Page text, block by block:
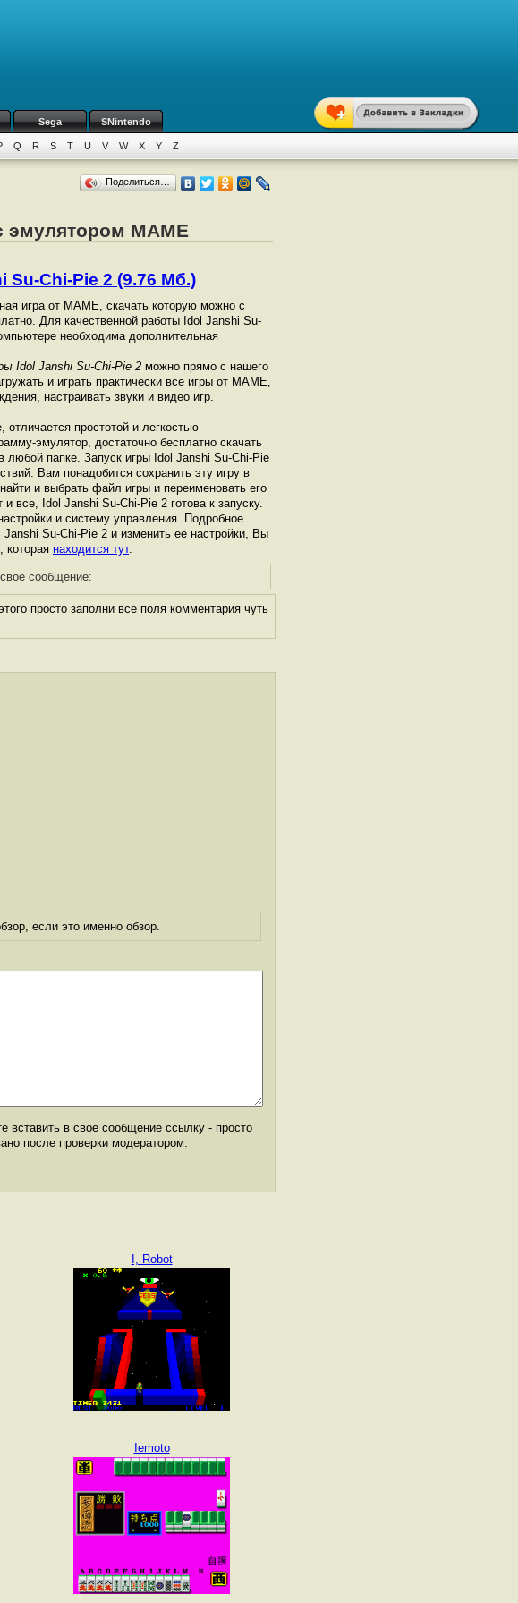
Sega SNintendo
Q R S T U V W X Y Z
Поделиться…
эмулятором MAME
Su-Chi-Pie 2 (9.76 Мб.)
игра от МАМЕ, скачать которую можно с
Для качественной работы Idol Janshi Su-
необходима дополнительная
Idol Janshi Su-Chi-Pie 2 можно прямо с нашего
и играть практически все игры от МАМЕ,
настраивать звуки и видео игр.
простотой и легкостью
эмулятор, достаточно бесплатно скачать
любой папке. Запуск игры Idol Janshi Su-Chi-Pie
Вам понадобится сохранить эту игру в
и выбрать файл игры и переименовать его
все, Idol Janshi Su-Chi-Pie 2 готова к запуску.
и систему управления. Подробное
Su-Chi-Pie 2 и изменить её настройки, Вы
которая находится тут.
сообщение:
просто заполни все поля комментария чуть
если это именно обзор.
вставить в свое сообщение ссылку - просто
после проверки модератором.
I, Robot
Iemoto